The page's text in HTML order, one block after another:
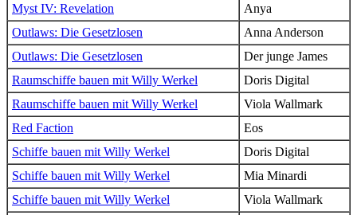
Myst IV: Revelation
Anya
Outlaws: Die Gesetzlosen
Anna Anderson
Outlaws: Die Gesetzlosen
Der junge James
Raumschiffe bauen mit Willy Werkel
Doris Digital
Raumschiffe bauen mit Willy Werkel
Viola Wallmark
Red Faction
Eos
Schiffe bauen mit Willy Werkel
Doris Digital
Schiffe bauen mit Willy Werkel
Mia Minardi
Schiffe bauen mit Willy Werkel
Viola Wallmark